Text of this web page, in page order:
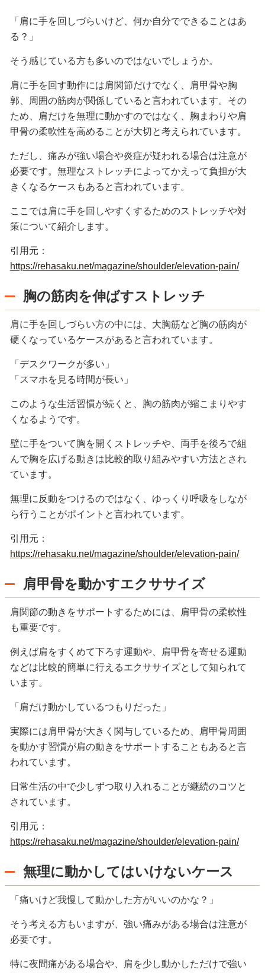
「肩に手を回しづらいけど、何か自分でできることはあ
る？」
そう感じている方も多いのではないでしょうか。
肩に手を回す動作には肩関節だけでなく、肩甲骨や胸
郭、周囲の筋肉が関係していると言われています。その
ため、肩だけを無理に動かすのではなく、胸まわりや肩
甲骨の柔軟性を高めることが大切と考えられています。
ただし、痛みが強い場合や炎症が疑われる場合は注意が
必要です。無理なストレッチによってかえって負担が大
きくなるケースもあると言われています。
ここでは肩に手を回しやすくするためのストレッチや対
策について紹介します。
引用元：
https://rehasaku.net/magazine/shoulder/elevation-pain/
胸の筋肉を伸ばすストレッチ
肩に手を回しづらい方の中には、大胸筋など胸の筋肉が
硬くなっているケースがあると言われています。
「デスクワークが多い」
「スマホを見る時間が長い」
このような生活習慣が続くと、胸の筋肉が縮こまりやす
くなるようです。
壁に手をついて胸を開くストレッチや、両手を後ろで組
んで胸を広げる動きは比較的取り組みやすい方法とされ
ています。
無理に反動をつけるのではなく、ゆっくり呼吸をしなが
ら行うことがポイントと言われています。
引用元：
https://rehasaku.net/magazine/shoulder/elevation-pain/
肩甲骨を動かすエクササイズ
肩関節の動きをサポートするためには、肩甲骨の柔軟性
も重要です。
例えば肩をすくめて下ろす運動や、肩甲骨を寄せる運動
などは比較的簡単に行えるエクササイズとして知られて
います。
「肩だけ動かしているつもりだった」
実際には肩甲骨が大きく関与しているため、肩甲骨周囲
を動かす習慣が肩の動きをサポートすることもあると言
われています。
日常生活の中で少しずつ取り入れることが継続のコツと
されています。
引用元：
https://rehasaku.net/magazine/shoulder/elevation-pain/
無理に動かしてはいけないケース
「痛いけど我慢して動かした方がいいのかな？」
そう考える方もいますが、強い痛みがある場合は注意が
必要です。
特に夜間痛がある場合や、肩を少し動かしただけで強い